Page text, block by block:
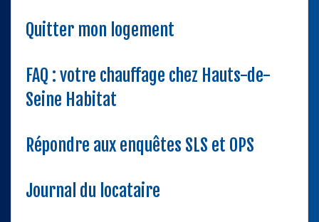
Quitter mon logement
FAQ : votre chauffage chez Hauts-de-
Seine Habitat
Répondre aux enquêtes SLS et OPS
Journal du locataire